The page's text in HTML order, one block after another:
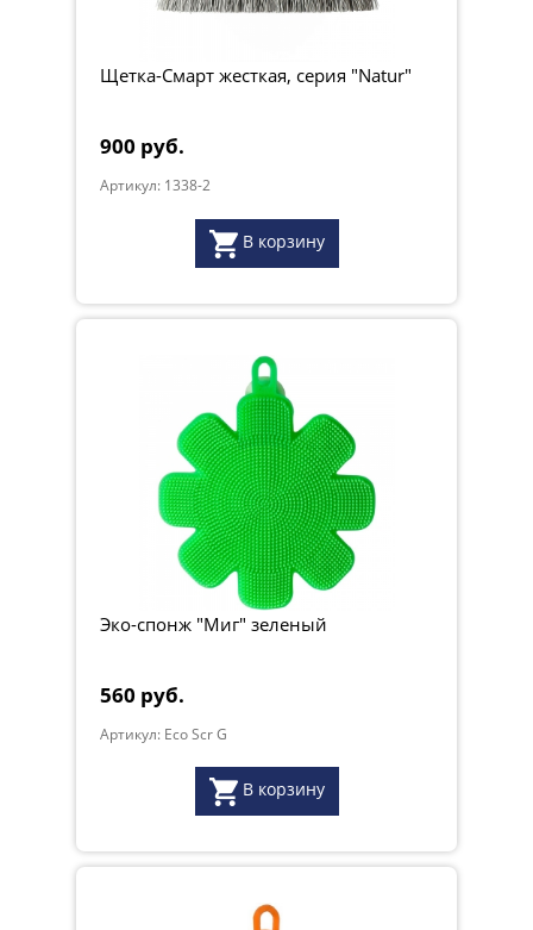
Щетка-Смарт жесткая, серия "Natur"
900 руб.
Артикул: 1338-2
В корзину
Эко-спонж "Миг" зеленый
560 руб.
Артикул: Eco Scr G
В корзину